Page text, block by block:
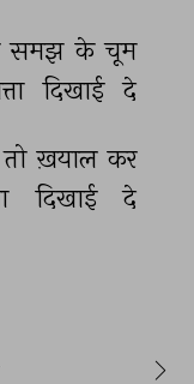
समझ के चूम
दिखाई दे
तो ख़याल कर
दिखाई दे